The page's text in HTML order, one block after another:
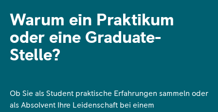
Warum ein Praktikum
oder eine Graduate-
Stelle?
Ob Sie als Student praktische Erfahrungen sammeln oder
als Absolvent Ihre Leidenschaft bei einem